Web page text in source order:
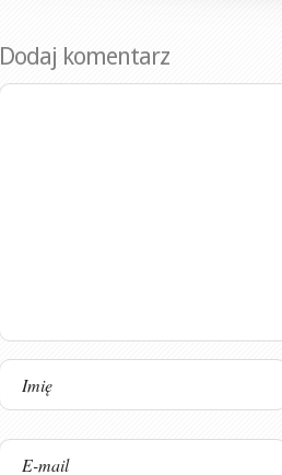
Dodaj komentarz